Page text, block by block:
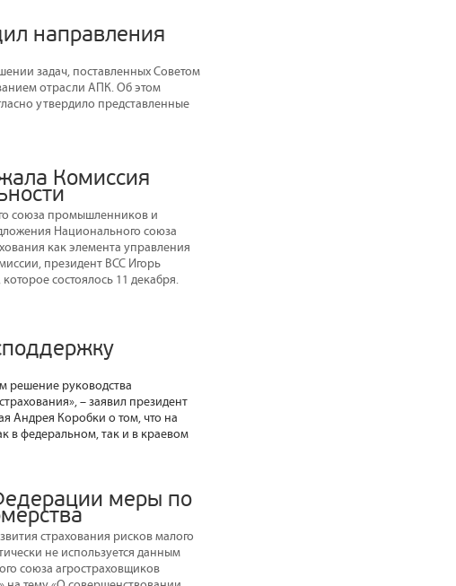
направления
задач, поставленных Советом
отрасли АПК. Об этом
утвердило представленные
Комиссия
союза промышленников и
Национального союза
как элемента управления
президент ВСС Игорь
состоялось 11 декабря.
решение руководства
– заявил президент
Андрея Коробки о том, что на
в федеральном, так и в краевом
меры по
страхования рисков малого
не используется данным
союза агростраховщиков